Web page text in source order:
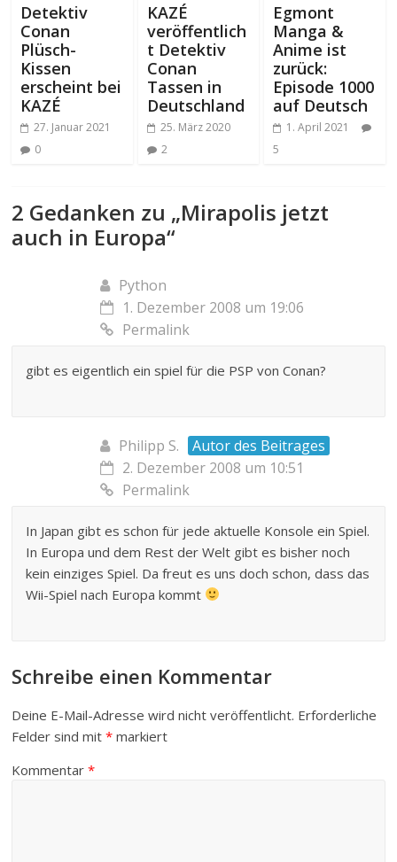
Detektiv
Conan
Plüsch-
Kissen
erscheint bei
KAZÉ
27. Januar 2021
0
KAZÉ
veröffentlich
t Detektiv
Conan
Tassen in
Deutschland
25. März 2020
2
Egmont
Manga &
Anime ist
zurück:
Episode 1000
auf Deutsch
1. April 2021
5
2 Gedanken zu „Mirapolis jetzt
auch in Europa“
Python
1. Dezember 2008 um 19:06
Permalink
gibt es eigentlich ein spiel für die PSP von Conan?
Philipp S.
Autor des Beitrages
2. Dezember 2008 um 10:51
Permalink
In Japan gibt es schon für jede aktuelle Konsole ein Spiel.
In Europa und dem Rest der Welt gibt es bisher noch
kein einziges Spiel. Da freut es uns doch schon, dass das
Wii-Spiel nach Europa kommt
Schreibe einen Kommentar
Deine E-Mail-Adresse wird nicht veröffentlicht. Erforderliche
Felder sind mit* markiert
Kommentar*